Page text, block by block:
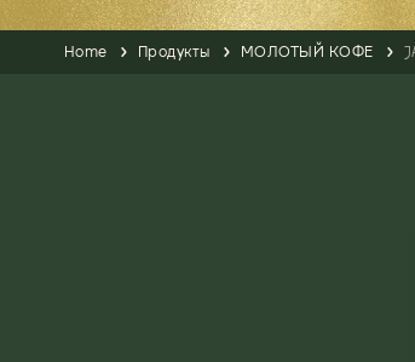
Home Продукты МОЛОТЫЙ КОФЕ